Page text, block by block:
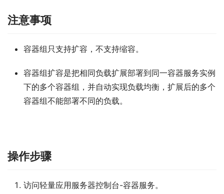
注意事项
容器组只支持扩容，不支持缩容。
容器组扩容是把相同负载扩展部署到同一容器服务实例
下的多个容器组，并自动实现负载均衡，扩展后的多个
容器组不能部署不同的负载。
操作步骤
访问轻量应用服务器控制台-容器服务。